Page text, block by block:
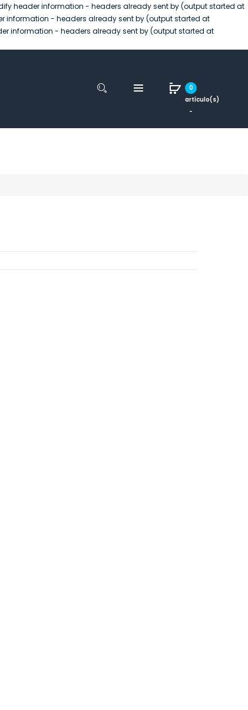
header information - headers already sent by (output started at
information - headers already sent by (output started at
information - headers already sent by (output started at
0
artículo(s)
-